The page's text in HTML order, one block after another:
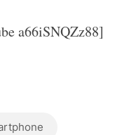
a66iSNQZz88]